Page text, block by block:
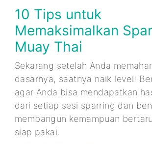
10 Tips untuk
Memaksimalkan
Muay Thai
Sekarang setelah Anda
dasarnya, saatnya naik level!
agar Anda bisa mendapatkan
dari setiap sesi sparring dan
membangun kemampuan
siap pakai.